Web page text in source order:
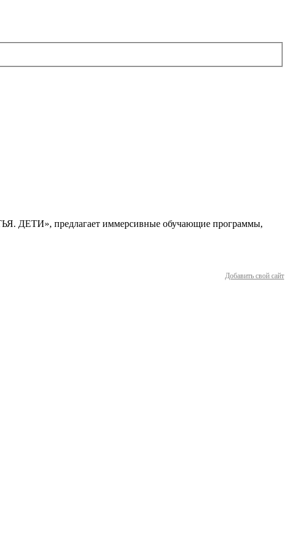
ДЕТИ», предлагает иммерсивные обучающие программы,
Добавить свой сайт